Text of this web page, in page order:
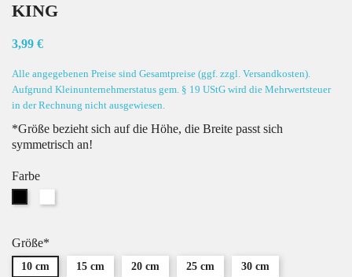
KING
3,99 €
Alle angegebenen Preise sind Gesamtpreise (ggf. zzgl. Versandkosten).
Aufgrund Kleinunternehmerstatus gem. § 19 UStG wird die Mehrwertsteuer
in der Rechnung nicht ausgewiesen.
*Größe bezieht sich auf die Höhe, die Breite passt sich
symmetrisch an!
Farbe
Größe*
10 cm 15 cm 20 cm 25 cm 30 cm